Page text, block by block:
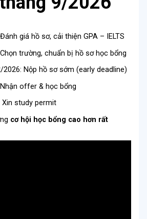
giá hồ sơ, cải thiện GPA – IELTS
trường, chuẩn bị hồ sơ học bổng
Nộp hồ sơ sớm (early deadline)
offer & học bổng
study permit
cơ hội học bổng cao hơn rất